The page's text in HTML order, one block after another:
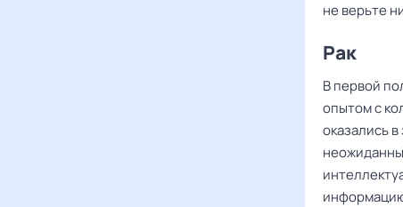
не верьте
Рак ‌‌
В первой
опытом с
оказались